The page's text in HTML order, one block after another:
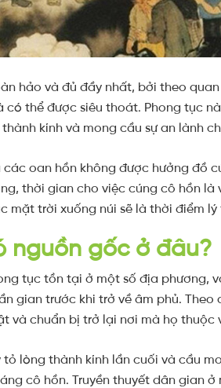
hảo và đủ đầy nhất, bởi theo
thể được siêu thoát. Phong tục
kính và mong cầu sự an lành
oan hồn không được hưởng đồ
thời gian cho việc cúng cô hồn là
mặt trời xuống núi sẽ là thời điểm lý
nguồn gốc ở đâu?
tục tồn tại ở một số địa phương,
gian trước khi trở về âm phủ. Theo
và chuẩn bị trở lại nơi mà họ thuộc
lòng thành kính lần cuối và cầu
cô hồn. Truyền thuyết dân gian ở